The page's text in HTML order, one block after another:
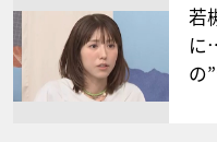
若
に
の